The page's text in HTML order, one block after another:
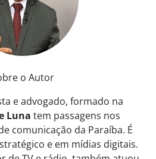
o Autor
e advogado, formado na
Luna tem passagens nos
comunicação da Paraíba. É
e em mídias digitais.